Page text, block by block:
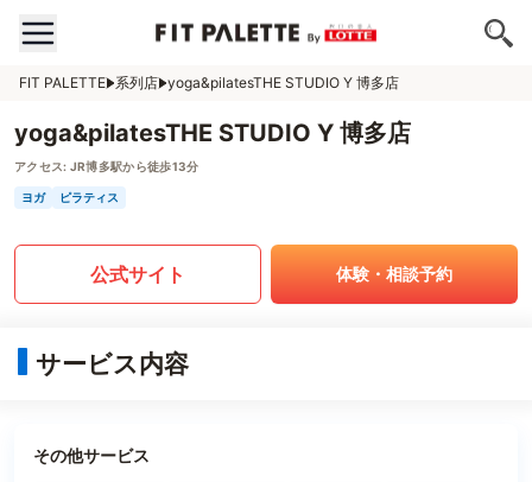
FIT PALETTE 系列店 yoga&pilatesTHE STUDIO Y 博多店
yoga&pilatesTHE STUDIO Y 博多店
アクセス: JR博多駅から徒歩13分
ヨガ ピラティス
公式サイト 体験・相談予約
サービス内容
その他サービス